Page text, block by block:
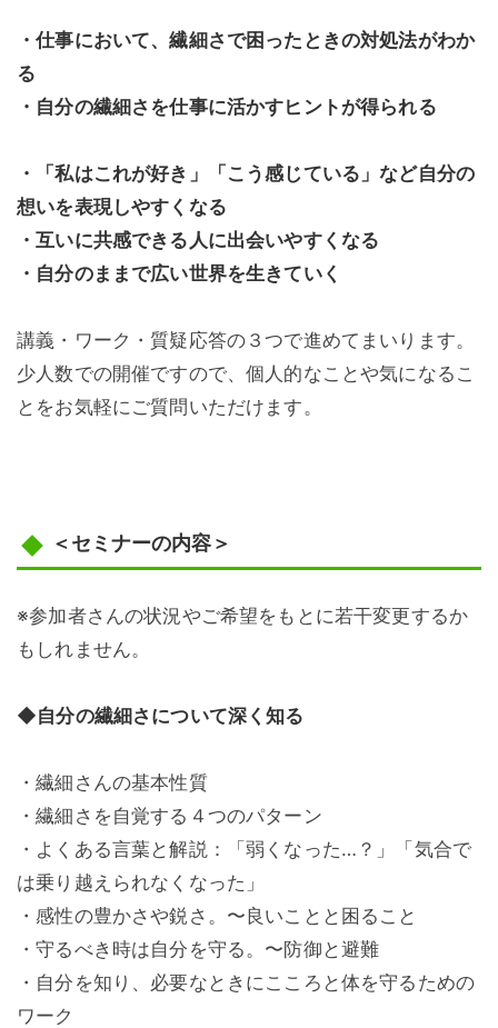
・仕事において、繊細さで困ったときの対処法がわか
る
・自分の繊細さを仕事に活かすヒントが得られる
・「私はこれが好き」「こう感じている」など自分の
想いを表現しやすくなる
・互いに共感できる人に出会いやすくなる
・自分のままで広い世界を生きていく
講義・ワーク・質疑応答の３つで進めてまいります。
少人数での開催ですので、個人的なことや気になるこ
とをお気軽にご質問いただけます。
＜セミナーの内容＞
※参加者さんの状況やご希望をもとに若干変更するか
もしれません。
◆自分の繊細さについて深く知る
・繊細さんの基本性質
・繊細さを自覚する４つのパターン
・よくある言葉と解説：「弱くなった…？」「気合で
は乗り越えられなくなった」
・感性の豊かさや鋭さ。〜良いことと困ること
・守るべき時は自分を守る。〜防御と避難
・自分を知り、必要なときにこころと体を守るための
ワーク